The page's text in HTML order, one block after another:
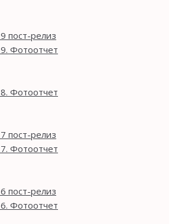
пост-релиз
Фотоотчет
Фотоотчет
пост-релиз
Фотоотчет
пост-релиз
Фотоотчет